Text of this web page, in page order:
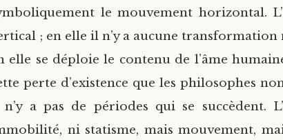
le mouvement horizontal.
; en elle il n’y a aucune transformation
elle se déploie le contenu de l’âme
perte d’existence que les philosophes
a pas de périodes qui se succèdent.
ni statisme, mais mouvement,